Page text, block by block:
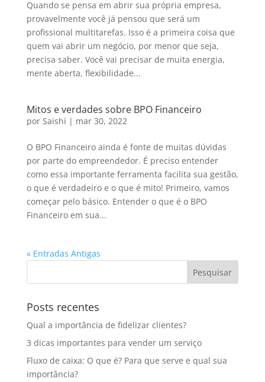
Quando se pensa em abrir sua própria empresa,
provavelmente você já pensou que será um
profissional multitarefas. Isso é a primeira coisa que
quem vai abrir um negócio, por menor que seja,
precisa saber. Você vai precisar de muita energia,
mente aberta, flexibilidade...
Mitos e verdades sobre BPO Financeiro
por Saishi | mar 30, 2022
O BPO Financeiro ainda é fonte de muitas dúvidas
por parte do empreendedor. É preciso entender
como essa importante ferramenta facilita sua gestão,
o que é verdadeiro e o que é mito! Primeiro, vamos
começar pelo básico. Entender o que é o BPO
Financeiro em sua...
« Entradas Antigas
Posts recentes
Qual a importância de fidelizar clientes?
3 dicas importantes para vender um serviço
Fluxo de caixa: O que é? Para que serve e qual sua
importância?